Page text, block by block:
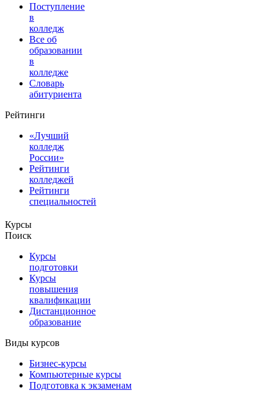
Поступление
в
колледж
Все об
образовании
в
колледже
Словарь
абитуриента
Рейтинги
«Лучший
колледж
России»
Рейтинги
колледжей
Рейтинги
специальностей
Курсы
Поиск
Курсы
подготовки
Курсы
повышения
квалификации
Дистанционное
образование
Виды курсов
Бизнес-курсы
Компьютерные курсы
Подготовка к экзаменам